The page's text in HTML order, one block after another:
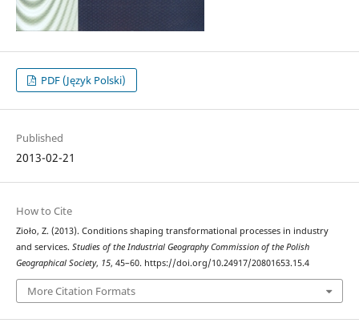
PDF (Język Polski)
Published
2013-02-21
How to Cite
Zioło, Z. (2013). Conditions shaping transformational processes in industry
and services. Studies of the Industrial Geography Commission of the Polish
Geographical Society, 15, 45–60. https://doi.org/10.24917/20801653.15.4
More Citation Formats